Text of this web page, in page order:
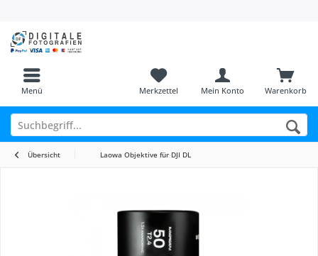
Menü Warenkorb
Merkzettel Mein Konto
Übersicht Laowa Objektive für DJI DL